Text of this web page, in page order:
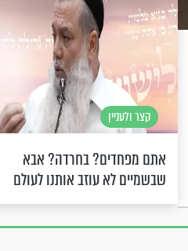
קצר ולעניין
אתם מפחדים? בחרדה? אבא
שבשמיים לא עוזב אותנו לעולם